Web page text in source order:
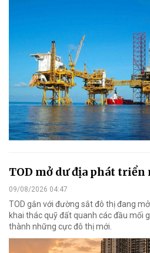
TOD mở dư địa phát triển
09/08/2026 04:47
TOD gắn với đường sắt đô thị đang
khai thác quỹ đất quanh các đầu mối
thành những cực đô thị mới.